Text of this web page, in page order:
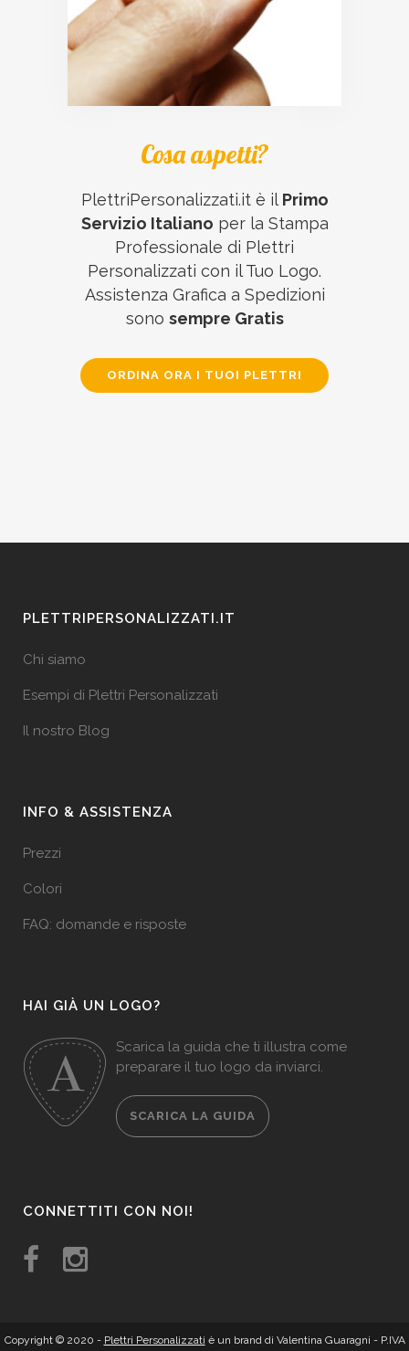
Cosa aspetti?
PlettriPersonalizzati.it è il Primo
Servizio Italiano per la Stampa
Professionale di Plettri
Personalizzati con il Tuo Logo.
Assistenza Grafica a Spedizioni
sono sempre Gratis
ORDINA ORA I TUOI PLETTRI
PLETTRIPERSONALIZZATI.IT
Chi siamo
Esempi di Plettri Personalizzati
Il nostro Blog
INFO & ASSISTENZA
Prezzi
Colori
FAQ: domande e risposte
HAI GIÀ UN LOGO?
Scarica la guida che ti illustra come
preparare il tuo logo da inviarci.
SCARICA LA GUIDA
CONNETTITI CON NOI!
Copyright © 2020 - Plettri Personalizzati è un brand di Valentina Guaragni - P.IVA